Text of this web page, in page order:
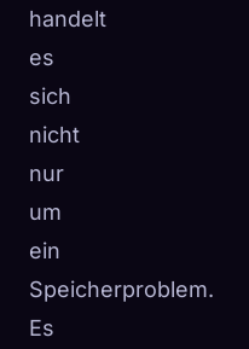
handelt
es
sich
nicht
nur
um
ein
Speicherproblem.
Es